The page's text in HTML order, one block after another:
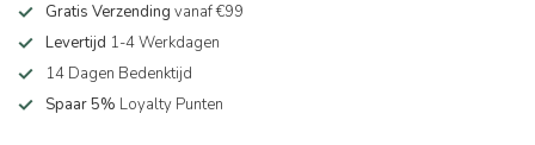
Gratis Verzending vanaf €99
Levertijd 1-4 Werkdagen
14 Dagen Bedenktijd
Spaar 5% Loyalty Punten